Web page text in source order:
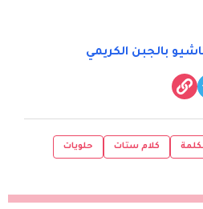
بالجبن الكريمي
كلام ستات حلويات